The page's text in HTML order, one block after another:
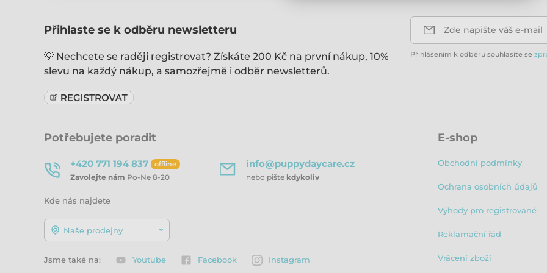
Přihlaste se k odběru newsletteru
💡 Nechcete se raději registrovat? Získáte 200 Kč na první nákup, 10%
slevu na každý nákup, a samozřejmě i odběr newsletterů.
Zde napište váš e-mail
Přihlášením k odběru souhlasíte se
Potřebujete poradit
+420 771 194 837 offline
Zavolejte nám Po-Ne 8-20
info@puppydaycare.cz
nebo pište kdykoliv
Kde nás najdete
Naše prodejny
Jsme také na: Youtube Facebook Instagram
E-shop
Obchodní podmínky
Ochrana osobních údajů
Výhody pro registrované
Reklamační řád
Vrácení zboží